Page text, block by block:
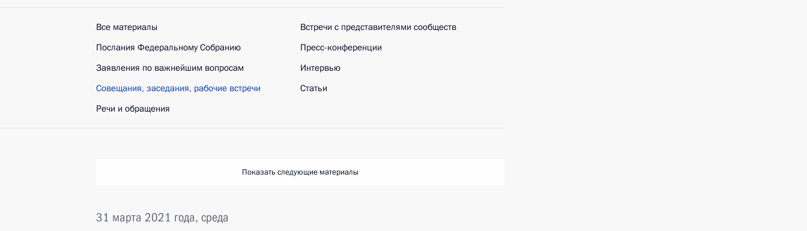
Все материалы
Послания Федеральному Собранию
Заявления по важнейшим вопросам
Совещания, заседания, рабочие встречи
Речи и обращения
Встречи с представителями сообществ
Пресс-конференции
Интервью
Статьи
Показать следующие материалы
31 марта 2021 года, среда